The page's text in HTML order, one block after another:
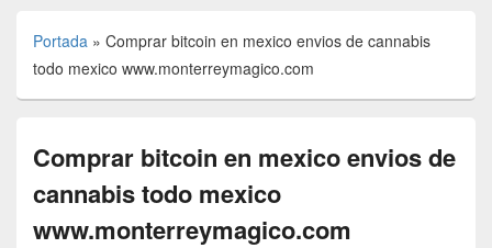
Portada » Comprar bitcoin en mexico envios de cannabis
todo mexico www.monterreymagico.com
Comprar bitcoin en mexico envios de
cannabis todo mexico
www.monterreymagico.com